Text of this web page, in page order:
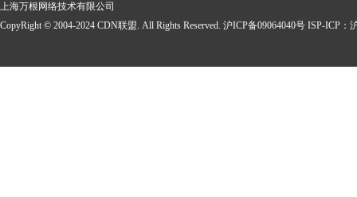
上海万根网络技术有限公司
CopyRight © 2004-2024 CDN联盟. All Rights Reserved. 沪ICP备09064040号 ISP-ICP：